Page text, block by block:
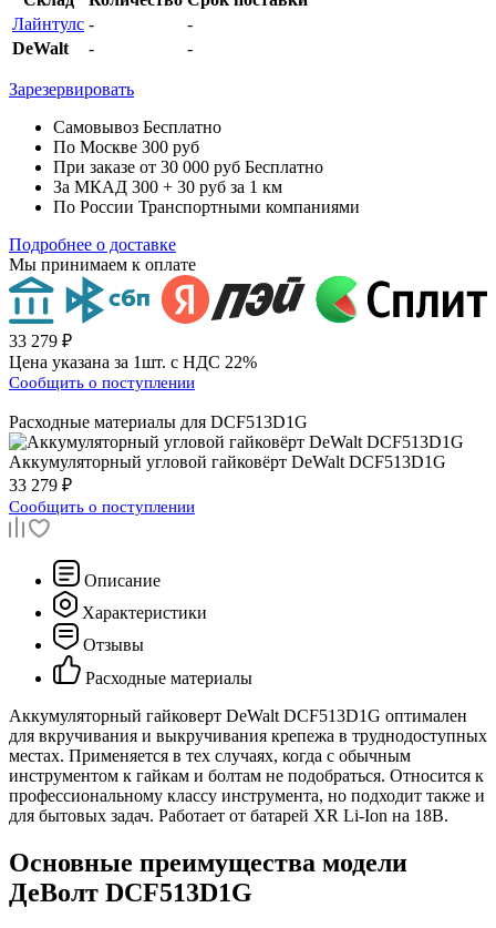
Лайнтулс -
-
DeWalt
- -
Зарезервировать
Самовывоз Бесплатно
По Москве 300 руб
При заказе от 30 000 руб Бесплатно
За МКАД 300 + 30 руб за 1 км
По России Транспортными компаниями
Подробнее о доставке
Мы принимаем к оплате
33 279 ₽
Цена указана за 1шт. с НДС 22%
Сообщить о поступлении
Расходные материалы для DCF513D1G
Аккумуляторный угловой гайковёрт DeWalt DCF513D1G
33 279 ₽
Сообщить о поступлении
Описание
Характеристики
Отзывы
Расходные материалы
Аккумуляторный гайковерт DeWalt DCF513D1G оптимален
для вкручивания и выкручивания крепежа в труднодоступных
местах. Применяется в тех случаях, когда с обычным
инструментом к гайкам и болтам не подобраться. Относится к
профессиональному классу инструмента, но подходит также и
для бытовых задач. Работает от батарей XR Li-Ion на 18В.
Основные преимущества модели
ДеВолт DCF513D1G